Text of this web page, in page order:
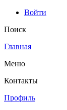
Войти
Поиск
Главная
Меню
Контакты
Профиль